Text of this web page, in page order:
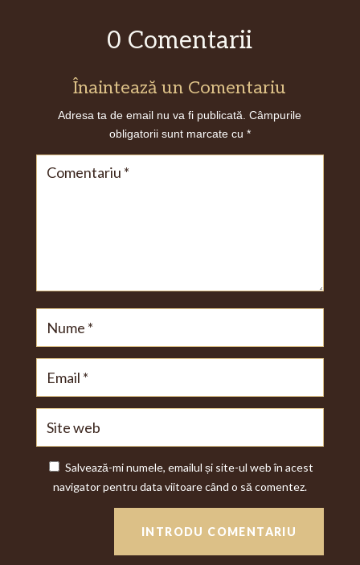
0 Comentarii
Înaintează un Comentariu
Adresa ta de email nu va fi publicată. Câmpurile
obligatorii sunt marcate cu *
Salvează-mi numele, emailul și site-ul web în acest
navigator pentru data viitoare când o să comentez.
INTRODU COMENTARIU